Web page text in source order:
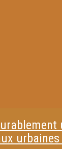
urbaines